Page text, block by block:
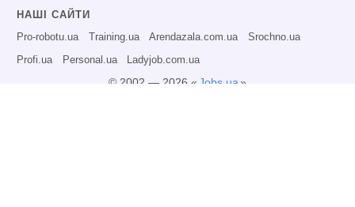
НАШІ САЙТИ
Pro-robotu.ua Training.ua Arendazala.com.ua Srochno.ua
Profi.ua Personal.ua Ladyjob.com.ua
© 2002 — 2026 « Jobs.ua»